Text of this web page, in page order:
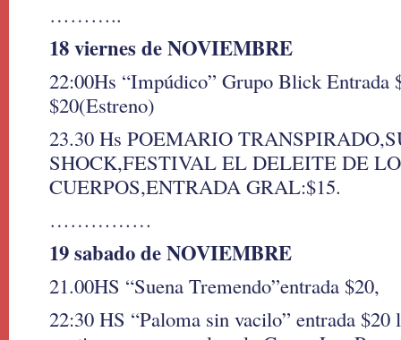
………..
18 viernes de NOVIEMBRE
22:00Hs “Impúdico” Grupo Blick Entrada
$20(Estreno)
23.30 Hs POEMARIO
SHOCK,FESTIVAL EL DELEITE DE
CUERPOS,ENTRADA GRAL:$15.
……………
19 sabado de NOVIEMBRE
21.00HS “Suena Tremendo”entrada $20,
22:30 HS “Paloma sin vacilo” entrada $20